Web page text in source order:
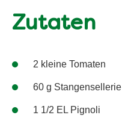
Zutaten
2 kleine Tomaten
60 g Stangensellerie
1 1/2 EL Pignoli